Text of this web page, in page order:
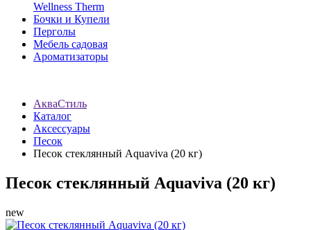
Wellness Therm
Бочки и Купели
Перголы
Мебель садовая
Ароматизаторы
АкваСтиль
Каталог
Аксессуары
Песок
Песок стеклянный Aquaviva (20 кг)
Песок стеклянный Aquaviva (20 кг)
new